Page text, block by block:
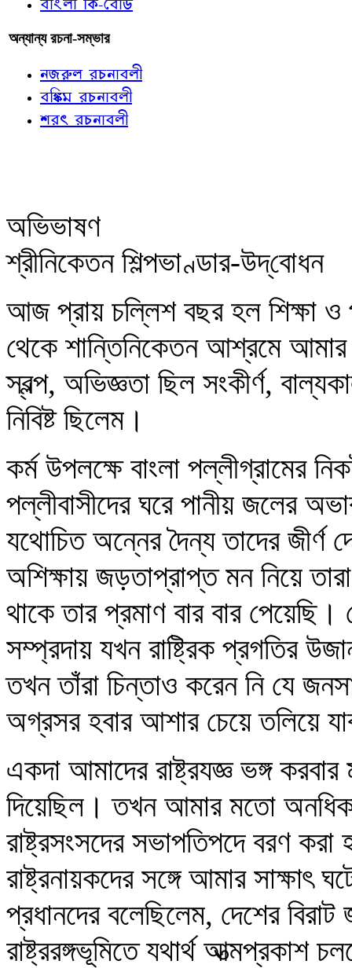
অন্যান্য রচনা-সম্ভার
নজরুল রচনাবলী
বঙ্কিম রচনাবলী
শরৎ রচনাবলী
অভিভাষণ
শ্রীনিকেতন শিল্পভাণ্ডার-উদ্‌বোধন
আজ প্রায় চল্লিশ বছর হল শিক্ষা ও
থেকে শান্তিনিকেতন আশ্রমে
স্বল্প, অভিজ্ঞতা ছিল সংকীর্ণ,
নিবিষ্ট ছিলেম।
কর্ম উপলক্ষে বাংলা পল্লীগ্রামের
পল্লীবাসীদের ঘরে পানীয় জলের
যথোচিত অন্নের দৈন্য তাদের
অশিক্ষায় জড়তাপ্রাপ্ত মন নিয়ে
থাকে তার প্রমাণ বার বার পেয়েছি।
সম্প্রদায় যখন রাষ্ট্রিক প্রগতির
তখন তাঁরা চিন্তাও করেন নি যে
অগ্রসর হবার আশার চেয়ে তলিয়ে
একদা আমাদের রাষ্ট্রযজ্ঞ ভঙ্গ
দিয়েছিল। তখন আমার মতো
রাষ্ট্রসংসদের সভাপতিপদে বরণ
রাষ্ট্রনায়কদের সঙ্গে আমার
প্রধানদের বলেছিলেম, দেশের
রাষ্ট্ররঙ্গভূমিতে যথার্থ আত্মপ্রকাশ